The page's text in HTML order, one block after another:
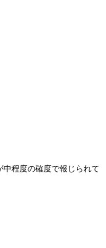
中程度の確度で報じられて